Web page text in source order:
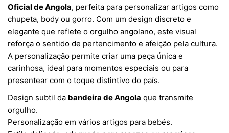
Oficial de Angola, perfeita para personalizar artigos como
chupeta, body ou gorro. Com um design discreto e
elegante que reflete o orgulho angolano, este visual
reforça o sentido de pertencimento e afeição pela cultura.
A personalização permite criar uma peça única e
carinhosa, ideal para momentos especiais ou para
presentear com o toque distintivo do país.
Design subtil da bandeira de Angola que transmite
orgulho.
Personalização em vários artigos para bebés.